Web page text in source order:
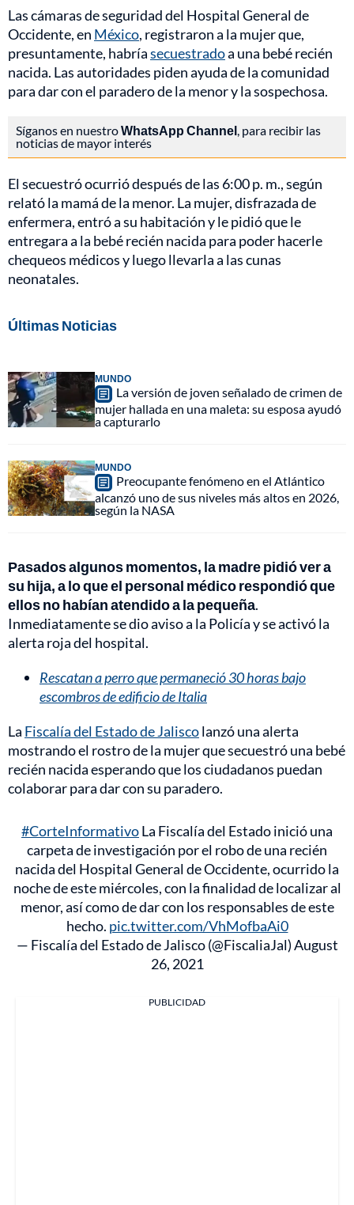
Las cámaras de seguridad del Hospital General de
Occidente, en México, registraron a la mujer que,
presuntamente, habríasecuestradoa una bebé recién
nacida. Las autoridades piden ayuda de la comunidad
para dar con el paradero de la menor y la sospechosa.
Síganos en nuestroWhatsApp Channel, para recibir las
noticias de mayor interés
El secuestró ocurrió después de las 6:00 p. m., según
relató la mamá de la menor. La mujer, disfrazada de
enfermera, entró a su habitación y le pidió que le
entregara a la bebé recién nacida para poder hacerle
chequeos médicos y luego llevarla a las cunas
neonatales.
Últimas Noticias
MUNDO
La versión de joven señalado de crimen de
mujer hallada en una maleta: su esposa ayudó
a capturarlo
MUNDO
Preocupante fenómeno en el Atlántico
alcanzó uno de sus niveles más altos en 2026,
según la NASA
Pasados algunos momentos, la madre pidió ver a
su hija, a lo que el personal médico respondió que
ellos no habían atendido a la pequeña.
Inmediatamente se dio aviso a la Policía y se activó la
alerta roja del hospital.
Rescatan a perro que permaneció 30 horas bajo
escombros de edificio de Italia
La Fiscalía del Estado de Jaliscolanzó una alerta
mostrando el rostro de la mujer que secuestró una bebé
recién nacida esperando que los ciudadanos puedan
colaborar para dar con su paradero.
#CorteInformativoLa Fiscalía del Estado inició una
carpeta de investigación por el robo de una recién
nacida del Hospital General de Occidente, ocurrido la
noche de este miércoles, con la finalidad de localizar al
menor, así como de dar con los responsables de este
hecho. pic.twitter.com/VhMofbaAi0
— Fiscalía del Estado de Jalisco (@FiscaliaJal)August
26, 2021
PUBLICIDAD